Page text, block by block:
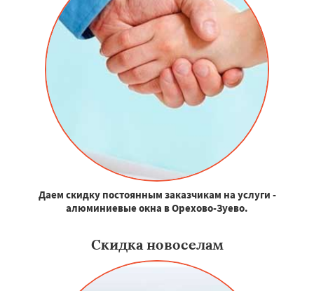
Даем скидку постоянным заказчикам на услуги -
алюминиевые окна в Орехово-Зуево.
Скидка новоселам